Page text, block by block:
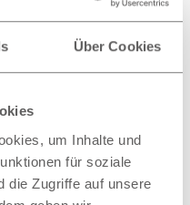
Über Cookies
um Inhalte und
für soziale
die Zugriffe auf unsere
belüftet, kann das
Hygienestandard
bei